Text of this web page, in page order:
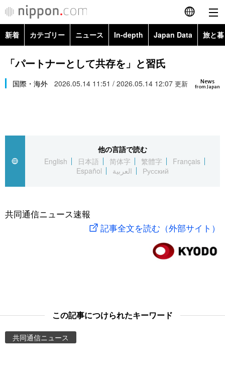
English
简体字
繁體字
العربية
社会
旅と暮らし
新着 カテゴリー ニュース In-depth Japan Data 旅と
政治・外交
経済・ビジネス
社会
文化
科学・技術
暮らし
Images
お知らせ
「パートナーとして共存を」と習氏
News
from Japan
国際・海外 2026.05.14 11:51 / 2026.05.14 12:07 更新
他の言語で読む
English
日本語 简体字 繁體字
Français
Español
العربية Русский
共同通信ニュース速報
記事全文を読む（外部サイト）
この記事につけられたキーワード
共同通信ニュース